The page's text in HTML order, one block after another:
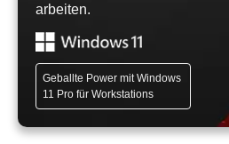
arbeiten.
Geballte Power mit Windows
11 Pro für Workstations